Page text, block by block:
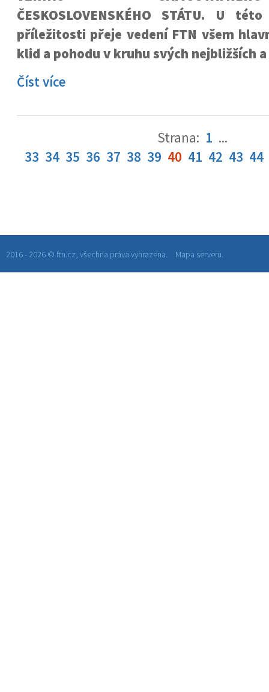
ČESKOSLOVENSKÉHO STÁTU. U této
příležitosti přeje vedení FTN všem
klid a pohodu v kruhu svých nejbližších
Číst více
Strana: 1 ...
33 34 35 36 37 38 39 40 41 42 43 44
2016 - 2026 © ftn.cz, všechna práva vyhrazena. Mapa serveru.